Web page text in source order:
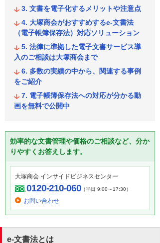
文書を電子化するメリットや注意点
大塚商会がおすすめするe-文書法
（電子帳簿保存法）対応ソリューション
法律に準拠した電子文書サービス導
入のご相談は大塚商会まで
多数の実績の中から、関連する事例
をご紹介
電子帳簿保存法への対応が分かる動
画を無料で公開中
効率的な文書管理や価格のご相談など、分か
りやすくお答えします。
大塚商会 インサイドビジネスセンター
0120-210-060（平日 9:00～17:30）
お問い合わせ
e-文書法とは